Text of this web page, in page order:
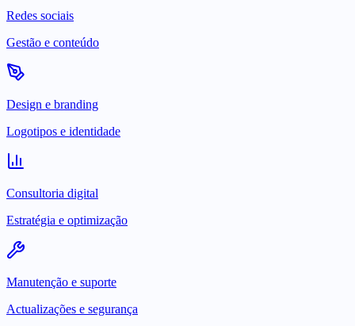
Redes sociais
Gestão e conteúdo
Design e branding
Logotipos e identidade
Consultoria digital
Estratégia e optimização
Manutenção e suporte
Actualizações e segurança